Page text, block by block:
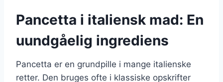
Pancetta i italiensk mad: En
uundgåelig ingrediens
Pancetta er en grundpille i mange italienske
retter. Den bruges ofte i klassiske opskrifter